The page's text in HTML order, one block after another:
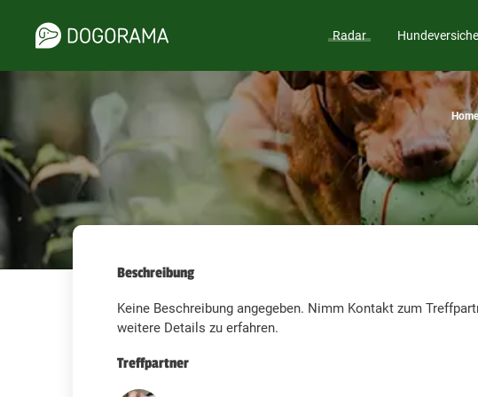
Radar
Home
Beschreibung
Keine Beschreibung angegeben. Nimm Kontakt zum
weitere Details zu erfahren.
Treffpartner